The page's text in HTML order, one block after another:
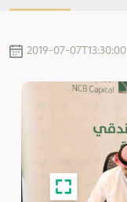
2019-07-07T13:30:00